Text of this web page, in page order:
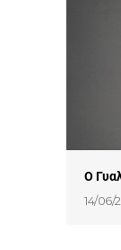
O
14/06/